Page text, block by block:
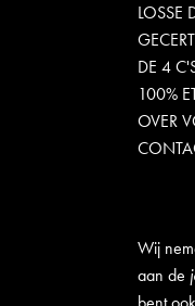
LOSSE
DE 4
100%
OVER
Wij
aan de